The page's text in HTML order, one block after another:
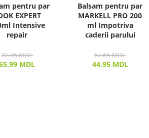
pentru par
EXPERT
Intensive
repair
82.45MDL
MDL
Balsam pentru par
MARKELL PRO 200
ml Impotriva
caderii parului
67.65MDL
44.95 MDL